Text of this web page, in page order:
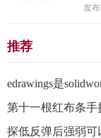
发
推荐
edrawings是
第十一根红布条手
探低反弹后强弱可